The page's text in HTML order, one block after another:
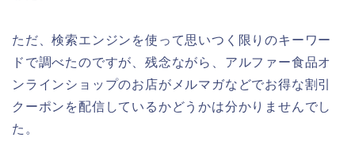
ただ、検索エンジンを使って思いつく限りのキーワー
ドで調べたのですが、残念ながら、アルファー食品オ
ンラインショップのお店がメルマガなどでお得な割引
クーポンを配信しているかどうかは分かりませんでし
た。